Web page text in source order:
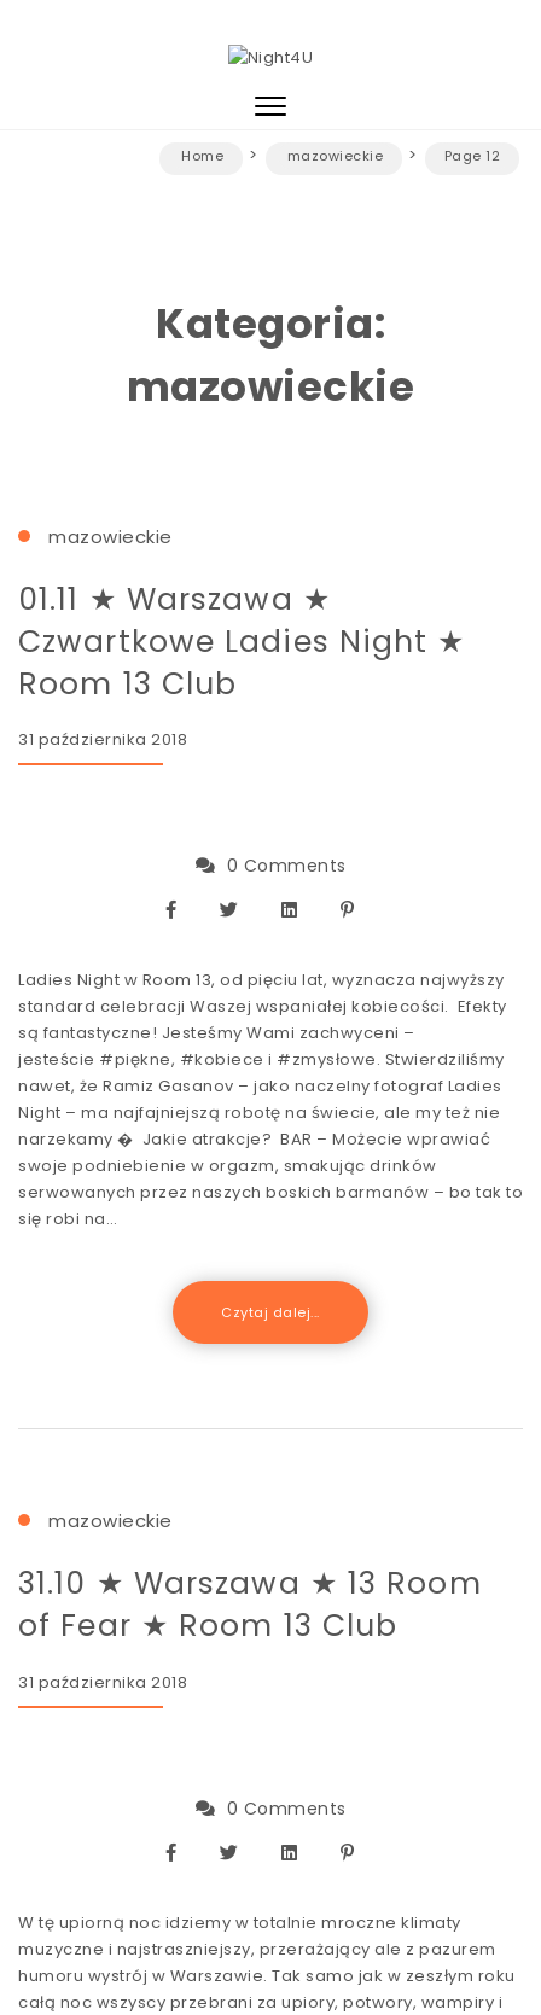
Toggle
Home
mazowieckie Page 12
Kategoria:
mazowieckie
mazowieckie
01.11 ★ Warszawa ★
Czwartkowe Ladies Night ★
Room 13 Club
31 października 2018
0 Comments
Ladies Night w Room 13, od pięciu lat, wyznacza najwyższy
standard celebracji Waszej wspaniałej kobiecości. Efekty
są fantastyczne! Jesteśmy Wami zachwyceni –
jesteście #piękne, #kobiece i #zmysłowe. Stwierdziliśmy
nawet, że Ramiz Gasanov – jako naczelny fotograf Ladies
Night – ma najfajniejszą robotę na świecie, ale my też nie
narzekamy � Jakie atrakcje? BAR – Możecie wprawiać
swoje podniebienie w orgazm, smakując drinków
serwowanych przez naszych boskich barmanów – bo tak to
się robi na…
Czytaj dalej...
mazowieckie
31.10 ★ Warszawa ★ 13 Room
of Fear ★ Room 13 Club
31 października 2018
0 Comments
W tę upiorną noc idziemy w totalnie mroczne klimaty
muzyczne i najstraszniejszy, przerażający ale z pazurem
humoru wystrój w Warszawie. Tak samo jak w zeszłym roku
całą noc wszyscy przebrani za upiory, potwory, wampiry i